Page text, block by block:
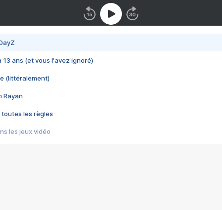
13 ans (et vous l'avez ignoré)
(littéralement)
Rayan
toutes les règles
les jeux vidéo